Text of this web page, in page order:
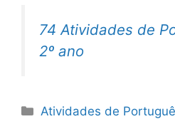
74 Atividades de
2º ano
Categorias
Atividades de